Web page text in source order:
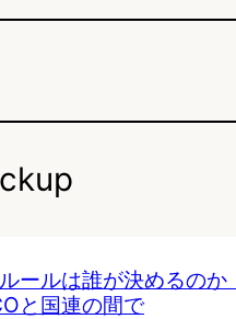
ルールは誰が決めるの
と国連の間で